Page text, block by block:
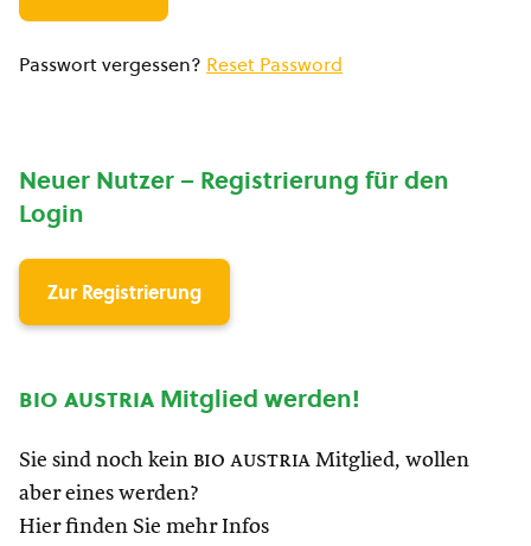
Passwort vergessen? Reset Password
Neuer Nutzer – Registrierung für den
Login
Zur Registrierung
bio austria Mitglied werden!
Sie sind noch kein bio austria Mitglied, wollen
aber eines werden?
Hier finden Sie mehr Infos